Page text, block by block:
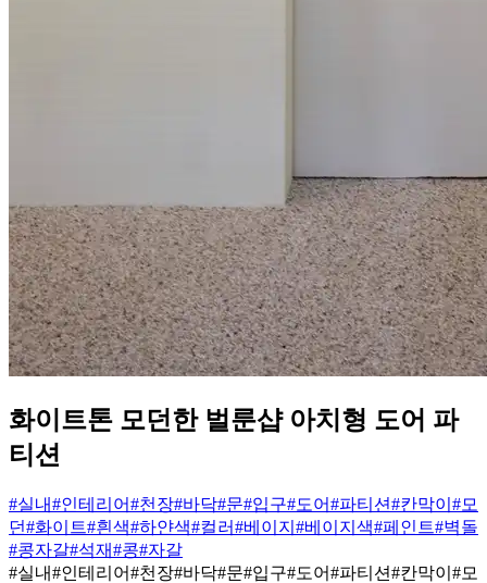
화이트톤 모던한 벌룬샵 아치형 도어 파
티션
#실내#인테리어#천장#바닥#문#입구#도어#파티션#칸막이 #모
던#화이트#흰색#하얀색#컬러#베이지 #베이지색#페인트#벽돌
#콩자갈#석재#콩#자갈
#실내#인테리어#천장#바닥#문#입구#도어#파티션#칸막이 #모